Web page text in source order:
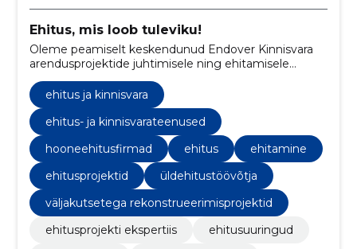
Ehitus, mis loob tuleviku!
Oleme peamiselt keskendunud Endover Kinnisvara
arendusprojektide juhtimisele ning ehitamisele
peatöövõtu korras.
ehitus ja kinnisvara
ehitus- ja kinnisvarateenused
hooneehitusfirmad
ehitus
ehitamine
ehitusprojektid
üldehitustöövõtja
väljakutsetega rekonstrueerimisprojektid
ehitusprojekti ekspertiis
ehitusuuringud